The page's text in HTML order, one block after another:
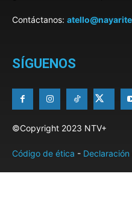
Contáctanos:
SÍGUENOS
©Copyright 2023 NTV+
Código de ética -